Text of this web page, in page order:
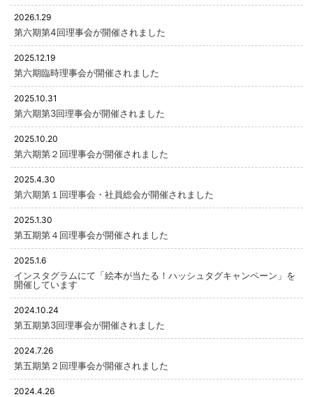
第六期第4回理事会が開催されました
2026.1.29
第六期臨時理事会が開催されました
2025.12.19
第六期第3回理事会が開催されました
2025.10.31
第六期第２回理事会が開催されました
2025.10.20
第六期第１回理事会・社員総会が開催されました
2025.4.30
第五期第４回理事会が開催されました
2025.1.30
インスタグラムにて「絵本が当たる！ハッシュタグキャンペーン」を
開催しています
2025.1.6
第五期第3回理事会が開催されました
2024.10.24
第五期第２回理事会が開催されました
2024.7.26
2024.4.26